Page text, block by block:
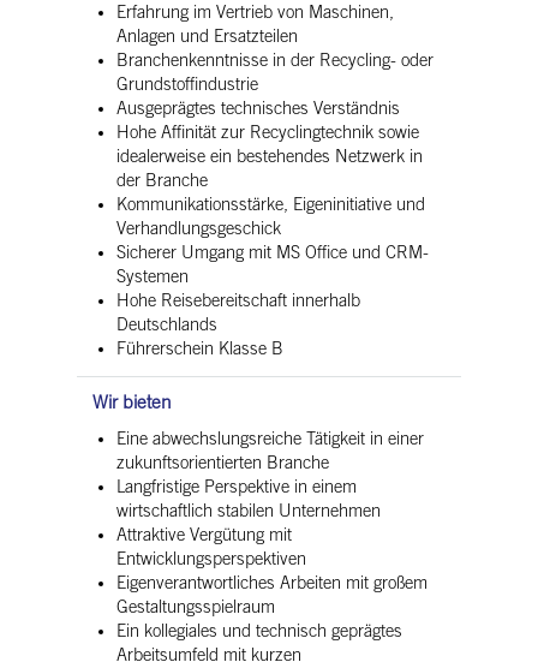
Erfahrung im Vertrieb von Maschinen,
Anlagen und Ersatzteilen
Branchenkenntnisse in der Recycling- oder
Grundstoffindustrie
Ausgeprägtes technisches Verständnis
Hohe Affinität zur Recyclingtechnik sowie
idealerweise ein bestehendes Netzwerk in
der Branche
Kommunikationsstärke, Eigeninitiative und
Verhandlungsgeschick
Sicherer Umgang mit MS Office und CRM-
Systemen
Hohe Reisebereitschaft innerhalb
Deutschlands
Führerschein Klasse B
Wir bieten
Eine abwechslungsreiche Tätigkeit in einer
zukunftsorientierten Branche
Langfristige Perspektive in einem
wirtschaftlich stabilen Unternehmen
Attraktive Vergütung mit
Entwicklungsperspektiven
Eigenverantwortliches Arbeiten mit großem
Gestaltungsspielraum
Ein kollegiales und technisch geprägtes
Arbeitsumfeld mit kurzen